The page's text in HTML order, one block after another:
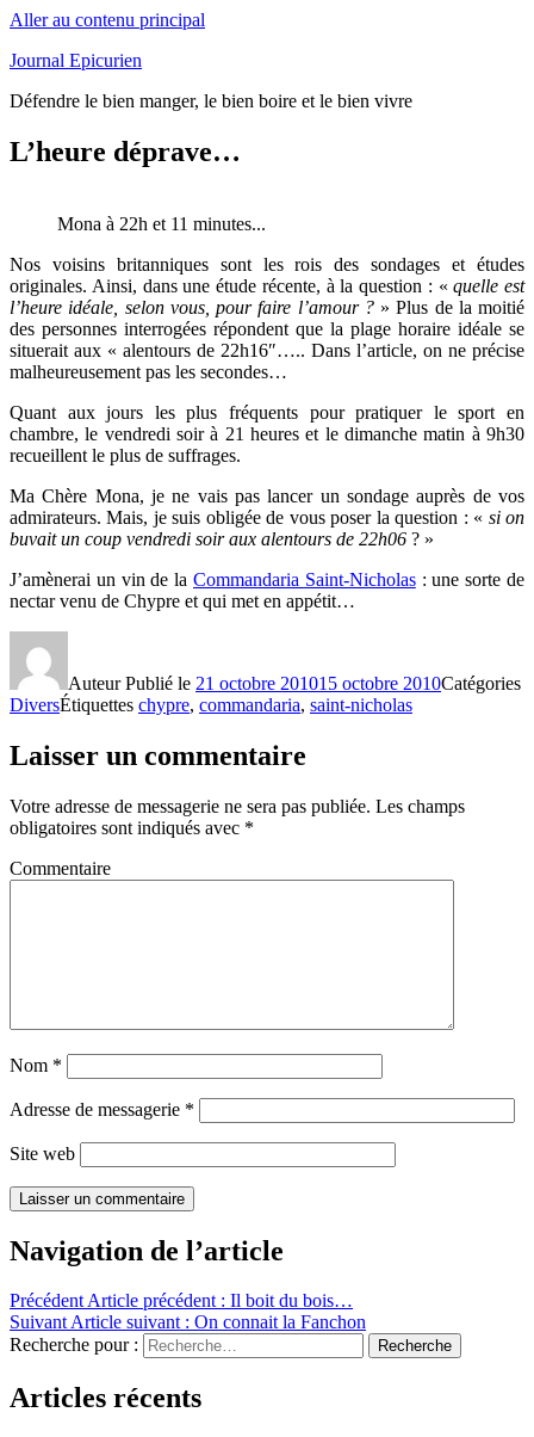
Aller au contenu principal
Journal Epicurien
Défendre le bien manger, le bien boire et le bien vivre
L’heure déprave…
Mona à 22h et 11 minutes...
Nos voisins britanniques sont les rois des sondages et études
originales. Ainsi, dans une étude récente, à la question : «quelle est
l’heure idéale, selon vous, pour faire l’amour ?» Plus de la moitié
des personnes interrogées répondent que la plage horaire idéale se
situerait aux « alentours de 22h16″….. Dans l’article, on ne précise
malheureusement pas les secondes…
Quant aux jours les plus fréquents pour pratiquer le sport en
chambre, le vendredi soir à 21 heures et le dimanche matin à 9h30
recueillent le plus de suffrages.
Ma Chère Mona, je ne vais pas lancer un sondage auprès de vos
admirateurs. Mais, je suis obligée de vous poser la question : « si on
buvait un coup vendredi soir aux alentours de 22h06 ? »
J’amènerai un vin de la Commandaria Saint-Nicholas: une sorte de
nectar venu de Chypre et qui met en appétit…
AuteurPublié le 21 octobre 201015 octobre 2010Catégories
DiversÉtiquettes chypre, commandaria, saint-nicholas
Laisser un commentaire
Votre adresse de messagerie ne sera pas publiée. Les champs
obligatoires sont indiqués avec *
Commentaire
Nom *
Adresse de messagerie *
Site web
Navigation de l’article
PrécédentArticle précédent : Il boit du bois…
SuivantArticle suivant : On connait la Fanchon
Recherche pour :
Recherche
Articles récents